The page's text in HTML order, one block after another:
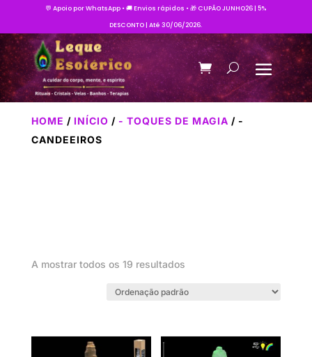
💬 Apoio por WhatsApp • 🚚 Envios rápidos • 🎁 CUPÃO JUNHO26 | 5%
DESCONTO | Até 30/06/2026.
HOME / INÍCIO / - TOQUES DE MAGIA / -
CANDEEIROS
A mostrar todos os 19 resultados